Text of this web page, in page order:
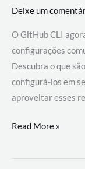
Deixe um
O GitHub CLI
configurações
Descubra o que
configurá-los em
aproveitar esses
GitHub
revoluciona
Read More »